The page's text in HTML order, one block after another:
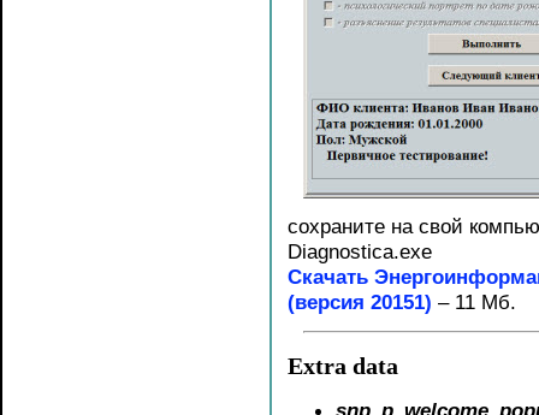
сохраните на свой
Diagnostica.exe
Скачать
(версия 20151) – 11 Мб.
Extra data